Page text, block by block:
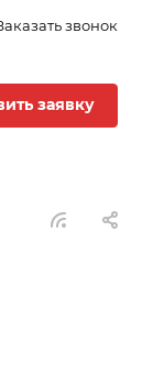
звонок
заявку